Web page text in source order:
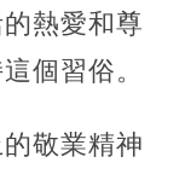
熱愛和尊
個習俗。
敬業精神